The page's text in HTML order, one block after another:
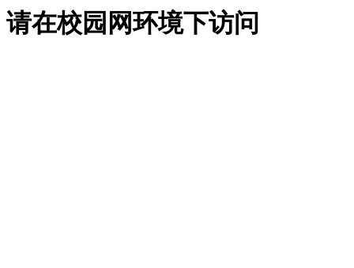
请在校园网环境下访问